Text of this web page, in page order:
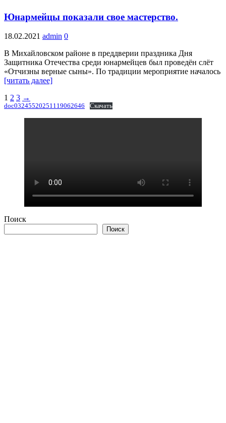
Юнармейцы показали свое мастерство.
18.02.2021 admin 0
В Михайловском районе в преддверии праздника Дня
Защитника Отечества среди юнармейцев был проведён слёт
«Отчизны верные сыны». По традиции мероприятие началось
[читать далее]
Пагинация
записей
1 2 3 →
doc03245520251119062646 Скачать
Поиск
Поиск